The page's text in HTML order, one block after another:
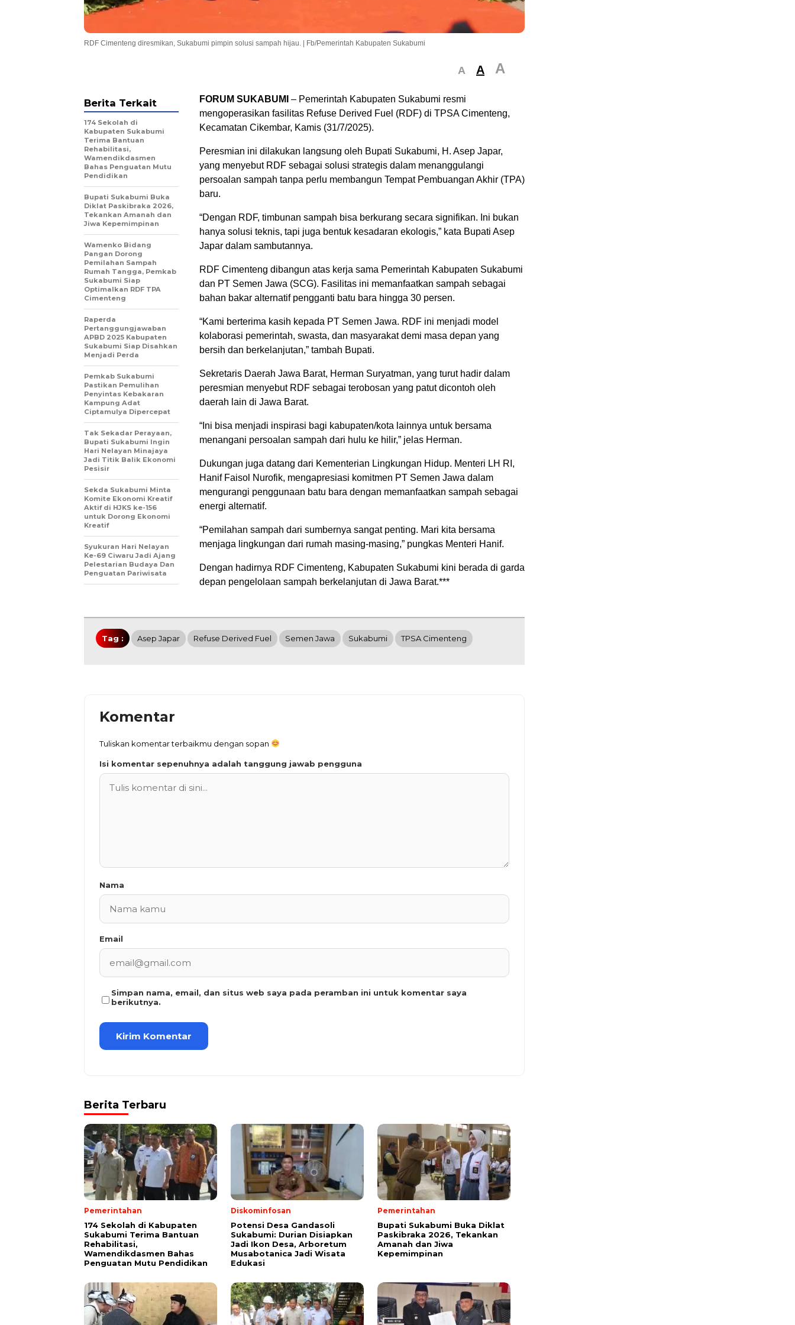
RDF Cimenteng diresmikan, Sukabumi pimpin solusi sampah hijau. | Fb/Pemerintah Kabupaten Sukabumi
A A A
FORUM SUKABUMI – Pemerintah Kabupaten Sukabumi resmi
mengoperasikan fasilitas Refuse Derived Fuel (RDF) di TPSA Cimenteng,
Kecamatan Cikembar, Kamis (31/7/2025).
Peresmian ini dilakukan langsung oleh Bupati Sukabumi, H. Asep Japar,
yang menyebut RDF sebagai solusi strategis dalam menanggulangi
persoalan sampah tanpa perlu membangun Tempat Pembuangan Akhir (TPA)
baru.
“Dengan RDF, timbunan sampah bisa berkurang secara signifikan. Ini bukan
hanya solusi teknis, tapi juga bentuk kesadaran ekologis,” kata Bupati Asep
Japar dalam sambutannya.
RDF Cimenteng dibangun atas kerja sama Pemerintah Kabupaten Sukabumi
dan PT Semen Jawa (SCG). Fasilitas ini memanfaatkan sampah sebagai
bahan bakar alternatif pengganti batu bara hingga 30 persen.
“Kami berterima kasih kepada PT Semen Jawa. RDF ini menjadi model
kolaborasi pemerintah, swasta, dan masyarakat demi masa depan yang
bersih dan berkelanjutan,” tambah Bupati.
Sekretaris Daerah Jawa Barat, Herman Suryatman, yang turut hadir dalam
peresmian menyebut RDF sebagai terobosan yang patut dicontoh oleh
daerah lain di Jawa Barat.
“Ini bisa menjadi inspirasi bagi kabupaten/kota lainnya untuk bersama
menangani persoalan sampah dari hulu ke hilir,” jelas Herman.
Dukungan juga datang dari Kementerian Lingkungan Hidup. Menteri LH RI,
Hanif Faisol Nurofik, mengapresiasi komitmen PT Semen Jawa dalam
mengurangi penggunaan batu bara dengan memanfaatkan sampah sebagai
energi alternatif.
“Pemilahan sampah dari sumbernya sangat penting. Mari kita bersama
menjaga lingkungan dari rumah masing-masing,” pungkas Menteri Hanif.
Dengan hadirnya RDF Cimenteng, Kabupaten Sukabumi kini berada di garda
depan pengelolaan sampah berkelanjutan di Jawa Barat.***
Berita Terkait
174 Sekolah di
Kabupaten Sukabumi
Terima Bantuan
Rehabilitasi,
Wamendikdasmen
Bahas Penguatan Mutu
Pendidikan
Bupati Sukabumi Buka
Diklat Paskibraka 2026,
Tekankan Amanah dan
Jiwa Kepemimpinan
Wamenko Bidang
Pangan Dorong
Pemilahan Sampah
Rumah Tangga, Pemkab
Sukabumi Siap
Optimalkan RDF TPA
Cimenteng
Raperda
Pertanggungjawaban
APBD 2025 Kabupaten
Sukabumi Siap Disahkan
Menjadi Perda
Pemkab Sukabumi
Pastikan Pemulihan
Penyintas Kebakaran
Kampung Adat
Ciptamulya Dipercepat
Tak Sekadar Perayaan,
Bupati Sukabumi Ingin
Hari Nelayan Minajaya
Jadi Titik Balik Ekonomi
Pesisir
Sekda Sukabumi Minta
Komite Ekonomi Kreatif
Aktif di HJKS ke-156
untuk Dorong Ekonomi
Kreatif
Syukuran Hari Nelayan
Ke-69 Ciwaru Jadi Ajang
Pelestarian Budaya Dan
Penguatan Pariwisata
Tag : Asep Japar Refuse Derived Fuel Semen Jawa Sukabumi TPSA Cimenteng
Komentar
Tuliskan komentar terbaikmu dengan sopan
Isi komentar sepenuhnya adalah tanggung jawab pengguna
Nama
Email
Simpan nama, email, dan situs web saya pada peramban ini untuk komentar saya
berikutnya.
Berita Terbaru
Pemerintahan
174 Sekolah di Kabupaten
Sukabumi Terima Bantuan
Rehabilitasi,
Wamendikdasmen Bahas
Penguatan Mutu Pendidikan
Diskominfosan
Potensi Desa Gandasoli
Sukabumi: Durian Disiapkan
Jadi Ikon Desa, Arboretum
Musabotanica Jadi Wisata
Edukasi
Pemerintahan
Bupati Sukabumi Buka Diklat
Paskibraka 2026, Tekankan
Amanah dan Jiwa
Kepemimpinan